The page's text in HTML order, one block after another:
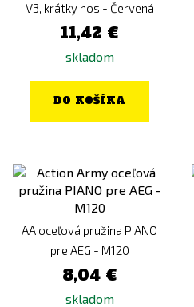
V3, krátky nos - Červená
11,42 €
skladom
DO KOŠÍKA
AA oceľová pružina PIANO
pre AEG - M120
8,04 €
skladom